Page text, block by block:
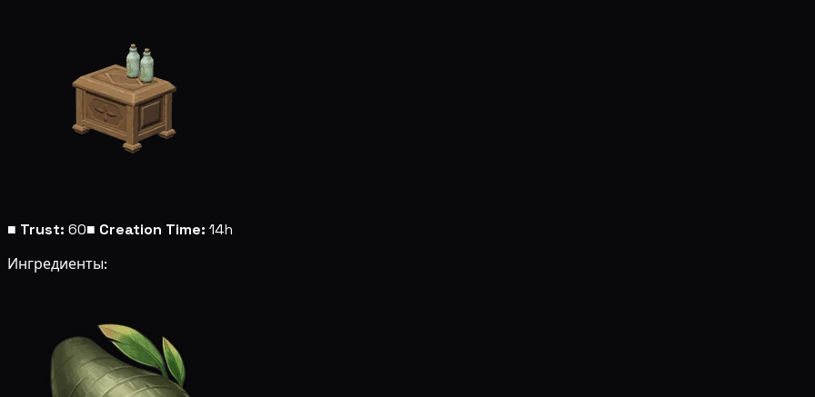
■ Trust: 60■ Creation Time: 14h
Ингредиенты: